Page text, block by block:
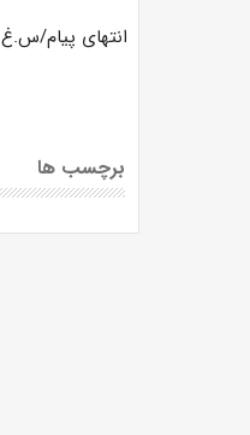
انتهای پیام/س.غ ۳۰۳۰
برچسب ها